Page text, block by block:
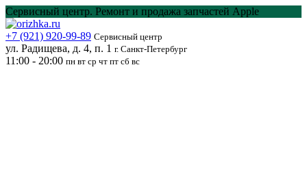
Перейти
к
содержанию
Сервисный центр. Ремонт и продажа запчастей Apple
+7 (921) 920-99-89 Сервисный центр
ул. Радищева, д. 4, п. 1 г. Санкт-Петербург
11:00 - 20:00 пн вт ср чт пт сб вс